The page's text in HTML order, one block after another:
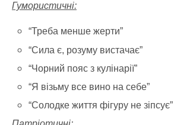
Гумористичні:
“Треба менше жерти”
“Сила є, розуму вистачає”
“Чорний пояс з кулінарії”
“Я візьму все вино на себе”
“Солодке життя фігуру не зіпсує”